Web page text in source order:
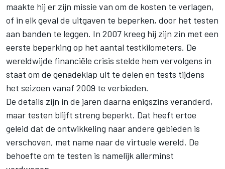
maakte hij er zijn missie van om de kosten te verlagen,
of in elk geval de uitgaven te beperken, door het testen
aan banden te leggen. In 2007 kreeg hij zijn zin met een
eerste beperking op het aantal testkilometers. De
wereldwijde financiële crisis stelde hem vervolgens in
staat om de genadeklap uit te delen en tests tijdens
het seizoen vanaf 2009 te verbieden.
De details zijn in de jaren daarna enigszins veranderd,
maar testen blijft streng beperkt. Dat heeft ertoe
geleid dat de ontwikkeling naar andere gebieden is
verschoven, met name naar de virtuele wereld. De
behoefte om te testen is namelijk allerminst